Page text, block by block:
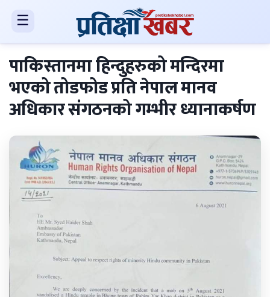
☰
पाकिस्तानमा हिन्दुहरुको मन्दिरमा
भएको तोडफोड प्रति नेपाल मानव
अधिकार संगठनको गम्भीर ध्यानाकर्षण